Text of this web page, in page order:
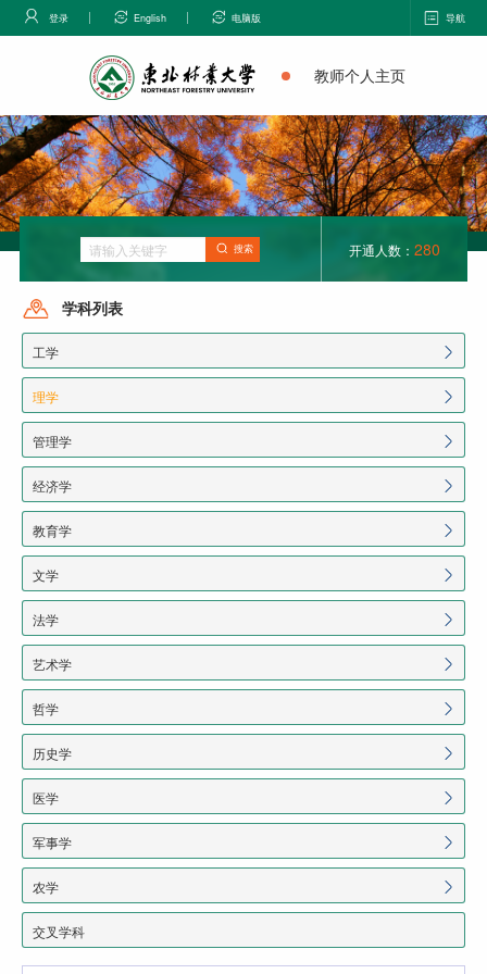
登录 English 电脑版 导航
教师个人主页
搜索 开通人数： 280
学科列表
工学
理学
管理学
经济学
教育学
文学
法学
艺术学
哲学
历史学
医学
军事学
农学
交叉学科